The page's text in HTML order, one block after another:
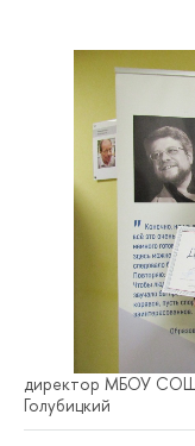
директор МБОУ СОШ
Голубицкий